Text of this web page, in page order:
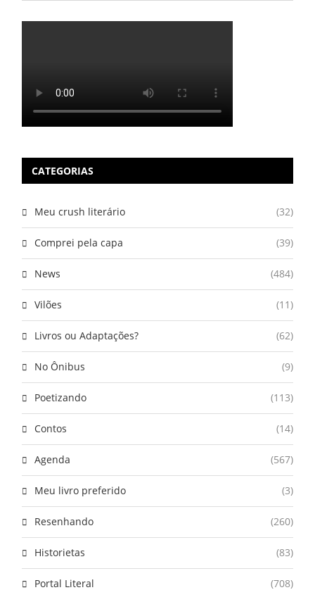
CATEGORIAS
Meu crush literário (32)
Comprei pela capa (39)
News (484)
Vilões (11)
Livros ou Adaptações? (62)
No Ônibus (9)
Poetizando (113)
Contos (14)
Agenda (567)
Meu livro preferido (3)
Resenhando (260)
Historietas (83)
Portal Literal (708)